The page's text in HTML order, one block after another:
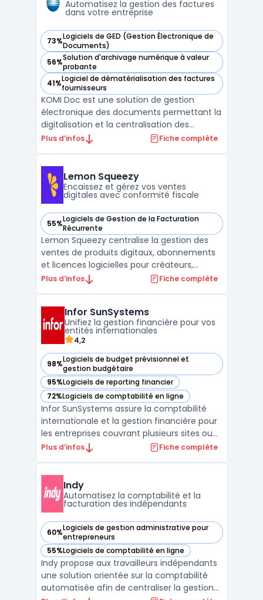
gestion des stocks. ...
Automatisez la gestion des factures
dans votre entreprise
73%Logiciels de GED (Gestion Électronique de
Documents)
— voir KOMI Doc dans cette catégorie
56%Solution d'archivage numérique à valeur
probante
— voir KOMI Doc dans cette catégorie
41%Logiciel de dématérialisation des factures
fournisseurs
— voir KOMI Doc dans cette catégorie
KOMI Doc est une solution de gestion
électronique des documents permettant la
digitalisation et la centralisation des
factures, des documents RH et des flux
aux TPE, PME et grandes entreprises
souhaitant intégrer un d ...
Plus d’infos Fiche complète
Lemon Squeezy
Encaissez et gérez vos ventes
digitales avec conformité fiscale
55%Logiciels de Gestion de la Facturation
Récurrente
— voir Lemon Squeezy dans cette catégorie
Lemon Squeezy centralise la gestion des
ventes de produits digitaux, abonnements
et licences logicielles pour créateurs,
éditeurs SaaS et formateurs. La plateforme
automatisé des paiements internationaux
et la conformité fiscale à ...
Plus d’infos Fiche complète
Infor SunSystems
Unifiez la gestion financière pour vos
entités internationales
4,2
98%Logiciels de budget prévisionnel et
gestion budgétaire
— voir Infor SunSystems dans cette catégorie
95%Logiciels de reporting financier
— voir Infor SunSystems dans cette catégorie
72%Logiciels de comptabilité en ligne
— voir Infor SunSystems dans cette catégorie
Infor SunSystems assure la comptabilité
internationale et la gestion financière pour
les entreprises couvrant plusieurs sites ou
filiales. Ce logiciel s’adresse aux groupes
multi-monnaies et multi-langues. Les org ...
Plus d’infos Fiche complète
Indy
Automatisez la comptabilité et la
facturation des indépendants
60%Logiciels de gestion administrative pour
entrepreneurs
— voir Indy dans cette catégorie
55%Logiciels de comptabilité en ligne
— voir Indy dans cette catégorie
Indy propose aux travailleurs indépendants
une solution orientée sur la comptabilité
automatisée afin de centraliser la gestion